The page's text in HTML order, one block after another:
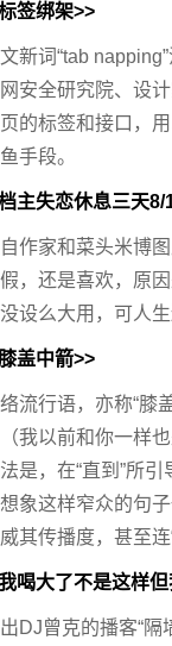
签绑架>>
新词“tab
安全研究院、设
的标签和接口，
手段。
主失恋休息三天
作家和菜头米博
，还是喜欢，原
设么大用，可人
盖中箭>>
流行语，亦称“膝
我以前和你一样
是，在“直到”所
象这样窄众的句
其传播度，甚至连
喝大了不是这样
DJ曾克的播客“隔